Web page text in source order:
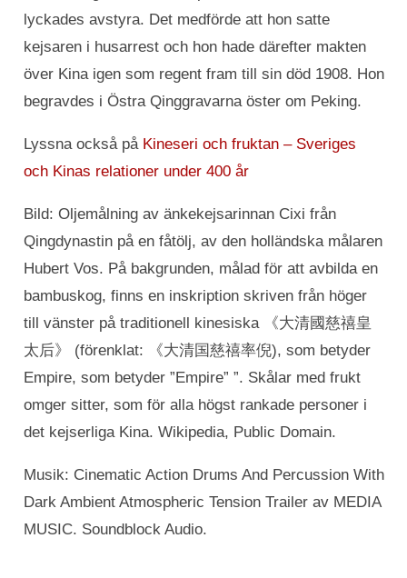
lyckades avstyra. Det medförde att hon satte
kejsaren i husarrest och hon hade därefter makten
över Kina igen som regent fram till sin död 1908. Hon
begravdes i Östra Qinggravarna öster om Peking.
Lyssna också på Kineseri och fruktan – Sveriges
och Kinas relationer under 400 år
Bild: Oljemålning av änkekejsarinnan Cixi från
Qingdynastin på en fåtölj, av den holländska målaren
Hubert Vos. På bakgrunden, målad för att avbilda en
bambuskog, finns en inskription skriven från höger
till vänster på traditionell kinesiska 《大清國慈禧皇
太后》 (förenklat: 《大清国慈禧率倪), som betyder
Empire, som betyder ”Empire” ”. Skålar med frukt
omger sitter, som för alla högst rankade personer i
det kejserliga Kina. Wikipedia, Public Domain.
Musik: Cinematic Action Drums And Percussion With
Dark Ambient Atmospheric Tension Trailer av MEDIA
MUSIC. Soundblock Audio.